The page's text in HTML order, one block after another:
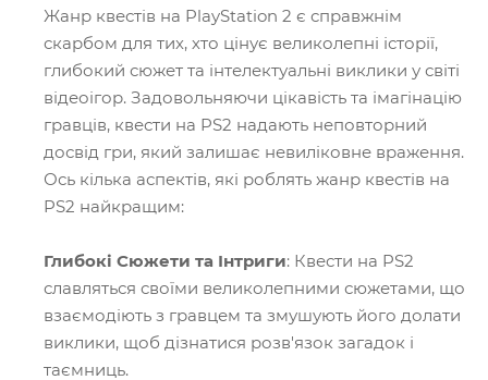
Жанр квестів на PlayStation 2 є справжнім
скарбом для тих, хто цінує великолепні історії,
глибокий сюжет та інтелектуальні виклики у світі
відеоігор. Задовольняючи цікавість та імагінацію
гравців, квести на PS2 надають неповторний
досвід гри, який залишає невиліковне враження.
Ось кілька аспектів, які роблять жанр квестів на
PS2 найкращим:
Глибокі Сюжети та Інтриги: Квести на PS2
славляться своїми великолепними сюжетами, що
взаємодіють з гравцем та змушують його долати
виклики, щоб дізнатися розв'язок загадок і
таємниць.